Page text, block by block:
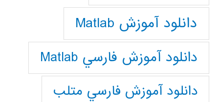
دانلود آموزش Matlab
دانلود آموزش فارسي Matlab
دانلود آموزش فارسي متلب